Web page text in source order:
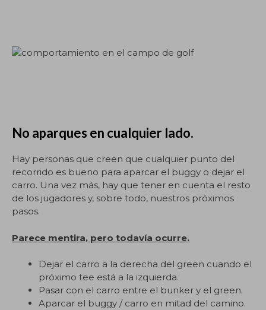
No aparques en cualquier lado.
Hay personas que creen que cualquier punto del
recorrido es bueno para aparcar el buggy o dejar el
carro. Una vez más, hay que tener en cuenta el resto
de los jugadores y, sobre todo, nuestros próximos
pasos.
Parece mentira, pero todavía ocurre.
Dejar el carro a la derecha del green cuando el
próximo tee está a la izquierda.
Pasar con el carro entre el bunker y el green.
Aparcar el buggy / carro en mitad del camino.